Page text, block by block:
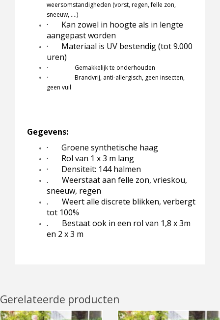
weersomstandigheden (vorst, regen, felle zon,
sneeuw, ….)
·
Kan zowel in hoogte als in lengte
aangepast worden
·
Materiaal is UV bestendig (tot 9.000
uren)
· Gemakkelijk te onderhouden
· Brandvrij, anti-allergisch, geen insecten,
geen vuil
Gegevens:
·
Groene synthetische haag
·
Rol van 1 x 3 m lang
·
Densiteit: 144 halmen
. Weerstaat aan felle zon, vrieskou,
sneeuw, regen
. Weert alle discrete blikken, verbergt
tot 100%
. Bestaat ook in een rol van 1,8 x 3m
en 2 x 3 m
Gerelateerde producten